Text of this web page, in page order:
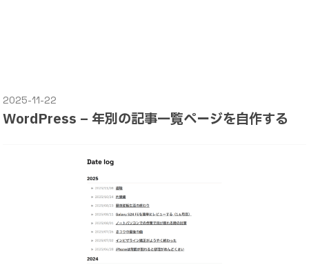
2025-11-22
WordPress – 年別の記事一覧ページを自作する